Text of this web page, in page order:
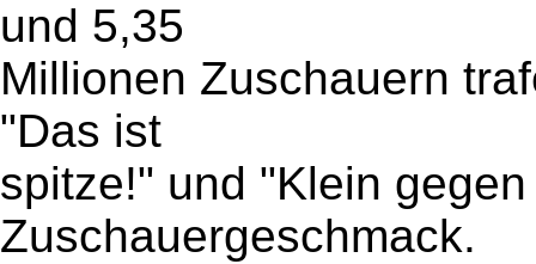
und 5,35
Millionen Zuschauern
"Das ist
spitze!" und "Klein
Zuschauergeschmack.